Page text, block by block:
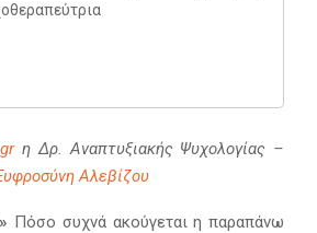
η Δρ. Αναπτυξιακής Ψυχολογίας –
Αλεβίζου
Πόσο συχνά ακούγεται η παραπάνω